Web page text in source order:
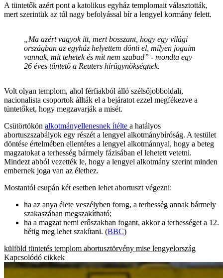
A tüntetők azért pont a katolikus egyház templomait választották,
mert szerintük az túl nagy befolyással bír a lengyel kormány felett.
„Ma azért vagyok itt, mert bosszant, hogy egy világi
országban az egyház helyettem dönti el, milyen jogaim
vannak, mit tehetek és mit nem szabad” - mondta egy
26 éves tüntető a Reuters hírügynökségnek.
Volt olyan templom, ahol férfiakból álló szélsőjobboldali,
nacionalista csoportok állták el a bejáratot ezzel megfékezve a
tüntetőket, hogy megzavarják a misét.
Csütörtökön alkotmányellenesnek ítélte a hatályos
abortuszszabályok egy részét a lengyel alkotmánybíróság. A testület
döntése értelmében ellentétes a lengyel alkotmánnyal, hogy a beteg
magzatokat a terhesség bármely fázisában el lehetett vetetni.
Mindezt abból vezették le, hogy a lengyel alkotmány szerint minden
embernek joga van az élethez.
Mostantól csupán két esetben lehet abortuszt végezni:
ha az anya élete veszélyben forog, a terhesség annak bármely
szakaszában megszakítható;
ha a magzat nemi erőszakban fogant, akkor a terhességet a 12.
hétig meg lehet szakítani. (BBC)
külföld tüntetés templom abortusztörvény mise lengyelország
Kapcsolódó cikkek